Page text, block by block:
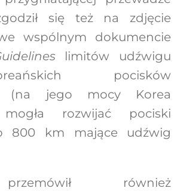
się też na zdjęcie
wspólnym dokumencie
limitów udźwigu
pocisków
(na jego mocy Korea
mogła rozwijać pociski
800 km mające udźwig
również